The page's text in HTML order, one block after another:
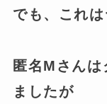
でも、これ
匿名Mさん
ましたが